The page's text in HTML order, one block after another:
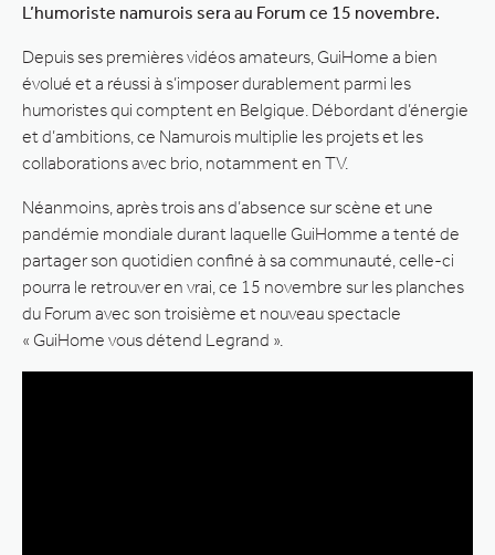
L’humoriste namurois sera au Forum ce 15 novembre.
Depuis ses premières vidéos amateurs, GuiHome a bien
évolué et a réussi à s’imposer durablement parmi les
humoristes qui comptent en Belgique. Débordant d’énergie
et d’ambitions, ce Namurois multiplie les projets et les
collaborations avec brio, notamment en TV.
Néanmoins, après trois ans d’absence sur scène et une
pandémie mondiale durant laquelle GuiHomme a tenté de
partager son quotidien confiné à sa communauté, celle-ci
pourra le retrouver en vrai, ce 15 novembre sur les planches
du Forum avec son troisième et nouveau spectacle
« GuiHome vous détend Legrand ».